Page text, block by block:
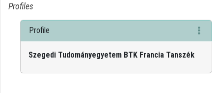
Organization discovery
Categories
Profiles
Profile
Szegedi Tudományegyetem BTK Francia Tanszék